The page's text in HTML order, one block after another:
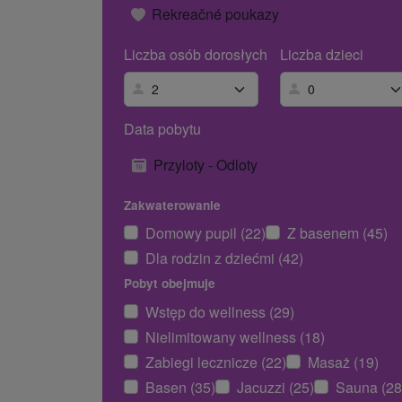
Rekreačné poukazy
Liczba osób dorosłych
Liczba dzieci
Data pobytu
Przyloty - Odloty
Zakwaterowanie
Domowy pupil (22)
Z basenem (45)
Dla rodzin z dziećmi (42)
Pobyt obejmuje
Wstęp do wellness (29)
Nielimitowany wellness (18)
Zabiegi lecznicze (22)
Masaż (19)
Basen (35)
Jacuzzi (25)
Sauna